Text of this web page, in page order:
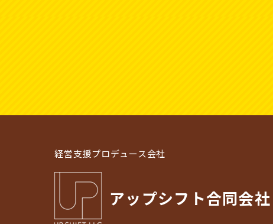
経営支援プロデュース会社
アップシフト合同会社